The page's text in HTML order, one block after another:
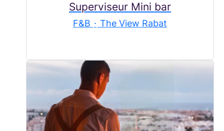
Superviseur Mini bar
F&B · The View Rabat